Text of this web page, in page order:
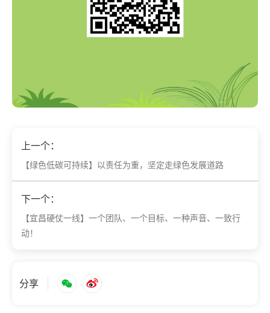
上一个：
【绿色低碳可持续】以责任为重，坚定走绿色发展道路
下一个：
【宜昌硬仗一线】一个团队、一个目标、一种声音、一致行
动！
分享